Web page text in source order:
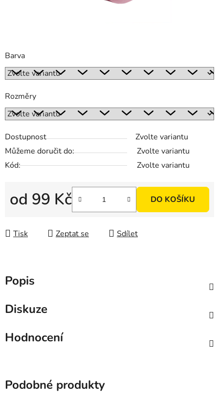
Barva
Rozměry
Dostupnost
Zvolte variantu
Můžeme doručit do:
Zvolte variantu
Kód:
Zvolte variantu
od 99 Kč DO KOŠÍKU
Tisk Zeptat se Sdílet
Popis
Diskuze
Hodnocení
Podobné produkty